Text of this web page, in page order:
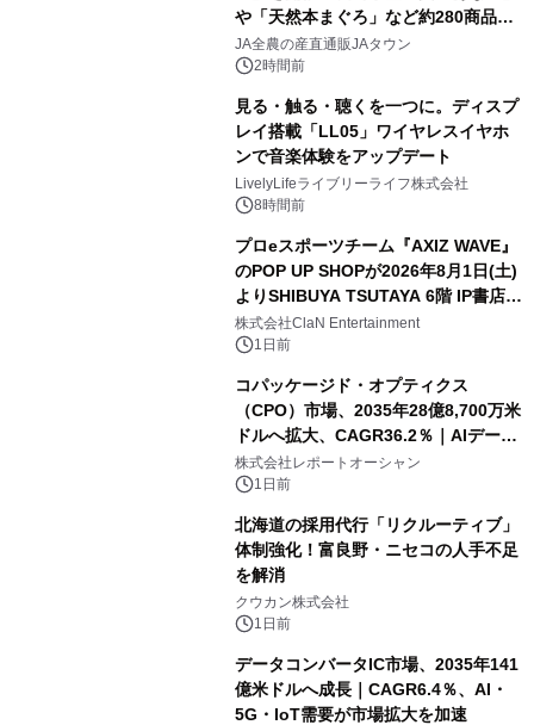
や「天然本まぐろ」など約280商品を
販売！～毎月１０日の定例企画～
JA全農の産直通販JAタウン
2時間前
見る・触る・聴くを一つに。ディスプ
レイ搭載「LL05」ワイヤレスイヤホ
ンで音楽体験をアップデート
LivelyLifeライブリーライフ株式会社
8時間前
プロeスポーツチーム『AXIZ WAVE』
のPOP UP SHOPが2026年8月1日(土)
よりSHIBUYA TSUTAYA 6階 IP書店で
開催決定！！
株式会社ClaN Entertainment
1日前
コパッケージド・オプティクス
（CPO）市場、2035年28億8,700万米
ドルへ拡大、CAGR36.2％｜AIデータ
センター・高速光通信需要が成長を加
速
株式会社レポートオーシャン
1日前
北海道の採用代行「リクルーティブ」
体制強化！富良野・ニセコの人手不足
を解消
クウカン株式会社
1日前
データコンバータIC市場、2035年141
億米ドルへ成長｜CAGR6.4％、AI・
5G・IoT需要が市場拡大を加速